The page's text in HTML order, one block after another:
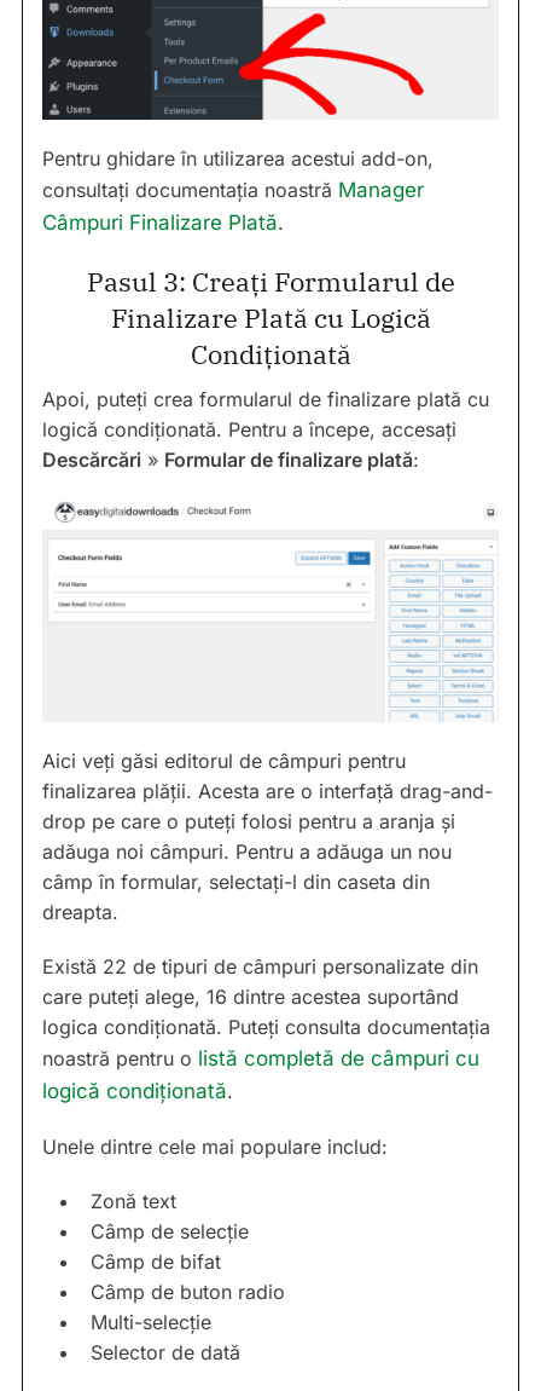
Pentru ghidare în utilizarea acestui add-on,
consultați documentația noastră Manager
Câmpuri Finalizare Plată.
Pasul 3: Creați Formularul de
Finalizare Plată cu Logică
Condiționată
Apoi, puteți crea formularul de finalizare plată cu
logică condiționată. Pentru a începe, accesați
Descărcări » Formular de finalizare plată:
Aici veți găsi editorul de câmpuri pentru
finalizarea plății. Acesta are o interfață drag-and-
drop pe care o puteți folosi pentru a aranja și
adăuga noi câmpuri. Pentru a adăuga un nou
câmp în formular, selectați-l din caseta din
dreapta.
Există 22 de tipuri de câmpuri personalizate din
care puteți alege, 16 dintre acestea suportând
logica condiționată. Puteți consulta documentația
noastră pentru o listă completă de câmpuri cu
logică condiționată.
Unele dintre cele mai populare includ:
Zonă text
Câmp de selecție
Câmp de bifat
Câmp de buton radio
Multi-selecție
Selector de dată